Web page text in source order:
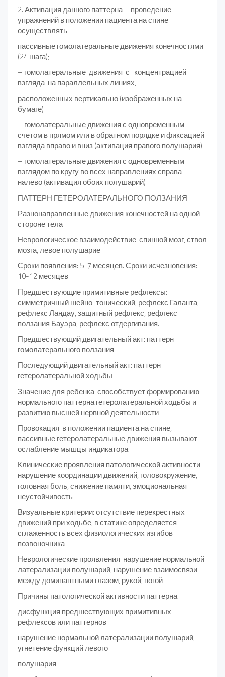
2. Активация данного паттерна – проведение
упражнений в положении пациента на спине
осуществлять:
пассивные гомолатеральные движения конечностями
(24 шага);
– гомолатеральные движения с концентрацией
взгляда на параллельных линиях,
расположенных вертикально (изображенных на
бумаге)
– гомолатеральные движения с одновременным
счетом в прямом или в обратном порядке и фиксацией
взгляда вправо и вниз (активация правого полушария)
– гомолатеральные движения с одновременным
взглядом по кругу во всех направлениях справа
налево (активация обоих полушарий)
ПАТТЕРН ГЕТЕРОЛАТЕРАЛЬНОГО ПОЛЗАНИЯ
Разнонаправленные движения конечностей на одной
стороне тела
Неврологическое взаимодействие: спинной мозг, ствол
мозга, левое полушарие
Сроки появления: 5-7 месяцев. Сроки исчезновения:
10-12 месяцев
Предшествующие примитивные рефлексы:
симметричный шейно-тонический, рефлекс Галанта,
рефлекс Ландау, защитный рефлекс, рефлекс
ползания Бауэра, рефлекс отдергивания.
Предшествующий двигательный акт: паттерн
гомолатерального ползания.
Последующий двигательный акт: паттерн
гетеролатеральной ходьбы
Значение для ребенка: способствует формированию
нормального паттерна гетеролатеральной ходьбы и
развитию высшей нервной деятельности
Провокация: в положении пациента на спине,
пассивные гетеролатеральные движения вызывают
ослабление мышцы индикатора.
Клинические проявления патологической активности:
нарушение координации движений, головокружение,
головная боль, снижение памяти, эмоциональная
неустойчивость
Визуальные критерии: отсутствие перекрестных
движений при ходьбе, в статике определяется
сглаженность всех физиологических изгибов
позвоночника
Неврологические проявления: нарушение нормальной
латерализации полушарий, нарушение взаимосвязи
между доминантными глазом, рукой, ногой
Причины патологической активности паттерна:
дисфункция предшествующих примитивных
рефлексов или паттернов
нарушение нормальной латерализации полушарий,
угнетение функций левого
полушария